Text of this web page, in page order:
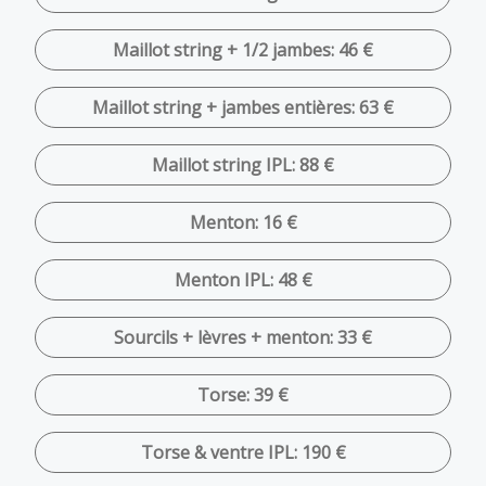
Maillot string + 1/2 jambes: 46 €
Maillot string + jambes entières: 63 €
Maillot string IPL: 88 €
Menton: 16 €
Menton IPL: 48 €
Sourcils + lèvres + menton: 33 €
Torse: 39 €
Torse & ventre IPL: 190 €